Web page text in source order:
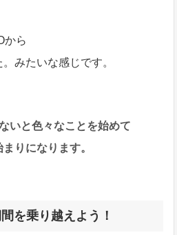
から
みたいな感じです。
いと色々なことを始めて
りになります。
を乗り越えよう！